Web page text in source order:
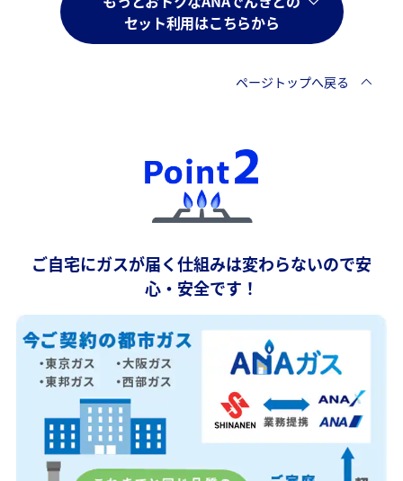
セット利用はこちらから
ページトップへ戻る
ご自宅にガスが届く仕組みは変わらないので安
心・安全です！